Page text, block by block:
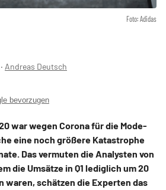
Foto: Adidas
‧ Andreas Deutsch
bevorzugen
war wegen Corona für die Mode-
eine noch größere Katastrophe
Das vermuten die Analysten von
die Umsätze in Q1 lediglich um 20
waren, schätzen die Experten das